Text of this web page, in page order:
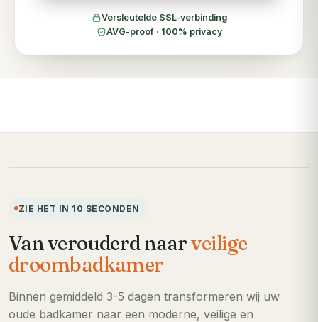
Versleutelde SSL-verbinding
AVG-proof · 100% privacy
ZIE HET IN 10 SECONDEN
Van verouderd naarveilige
droombadkamer
Binnen gemiddeld 3-5 dagen transformeren wij uw
oude badkamer naar een moderne, veilige en